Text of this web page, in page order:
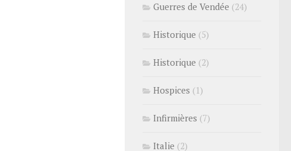
Guerres de Vendée (24)
Historique (5)
Historique (2)
Hospices (1)
Infirmières (7)
Italie (2)